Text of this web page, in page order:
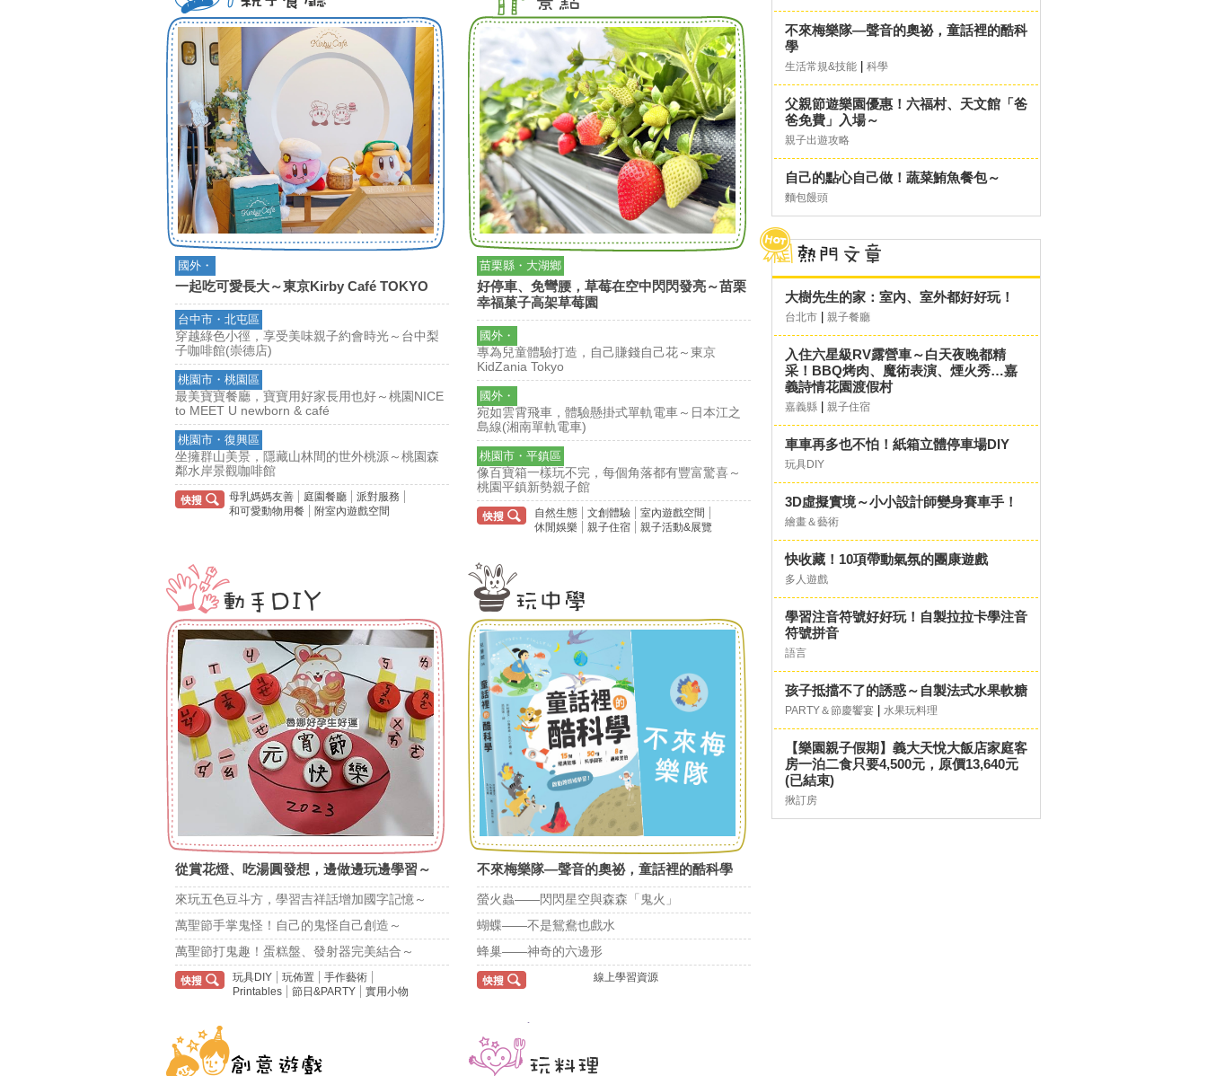
國外・
一起吃可愛長大～東京Kirby Café TOKYO
台中市・北屯區
穿越綠色小徑，享受美味親子約會時光～台中梨
子咖啡館(崇德店)
桃園市・桃園區
最美寶寶餐廳，寶寶用好家長用也好～桃園NICE
to MEET U newborn & café
桃園市・復興區
坐擁群山美景，隱藏山林間的世外桃源～桃園森
鄰水岸景觀咖啡館
母乳媽媽友善 庭園餐廳
派對服務
和可愛動物用餐
附室內遊戲空間
苗栗縣・大湖鄉
好停車、免彎腰，草莓在空中閃閃發亮～苗栗
幸福菓子高架草莓園
國外・
專為兒童體驗打造，自己賺錢自己花～東京
KidZania Tokyo
國外・
宛如雲霄飛車，體驗懸掛式單軌電車～日本江之
島線(湘南單軌電車)
桃園市・平鎮區
像百寶箱一樣玩不完，每個角落都有豐富驚喜～
桃園平鎮新勢親子館
自然生態 文創體驗
室內遊戲空間
休閒娛樂
親子住宿 親子活動&展覽
從賞花燈、吃湯圓發想，邊做邊玩邊學習～
來玩五色豆斗方，學習吉祥話增加國字記憶～
萬聖節手掌鬼怪！自己的鬼怪自己創造～
萬聖節打鬼趣！蛋糕盤、發射器完美結合～
玩具DIY 玩佈置
手作藝術
Printables
節日&PARTY 實用小物
不來梅樂隊—聲音的奧祕，童話裡的酷科學
螢火蟲——閃閃星空與森森「鬼火」
蝴蝶——不是鴛鴦也戲水
蜂巢——神奇的六邊形
線上學習資源
不來梅樂隊—聲音的奧祕，童話裡的酷科
學
生活常規&技能 科學
父親節遊樂園優惠！六福村、天文館「爸
爸免費」入場～
親子出遊攻略
自己的點心自己做！蔬菜鮪魚餐包～
麵包饅頭
大樹先生的家：室內、室外都好好玩！
台北市 親子餐廳
入住六星級RV露營車～白天夜晚都精
采！BBQ烤肉、魔術表演、煙火秀…嘉
義詩情花園渡假村
嘉義縣 親子住宿
車車再多也不怕！紙箱立體停車場DIY
玩具DIY
3D虛擬實境～小小設計師變身賽車手！
繪畫＆藝術
快收藏！10項帶動氣氛的團康遊戲
多人遊戲
學習注音符號好好玩！自製拉拉卡學注音
符號拼音
語言
孩子抵擋不了的誘惑～自製法式水果軟糖
PARTY＆節慶饗宴 水果玩料理
【樂園親子假期】義大天悅大飯店家庭客
房一泊二食只要4,500元，原價13,640元
(已結束)
揪訂房